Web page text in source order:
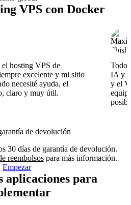
VPS con Docker
hosting VPS de
excelente y mi sitio
necesité ayuda, el
claro y muy útil.
Todo
IA y
y el
de devolución
30 días de garantía de devolución.
reembolsospara más información.
Empezar
aplicaciones para